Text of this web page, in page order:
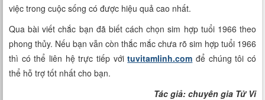
việc trong cuộc sống có được hiệu quả cao nhất.
Qua bài viết chắc bạn đã biết cách chọn sim hợp tuổi 1966 theo
phong thủy. Nếu bạn vẫn còn thắc mắc chưa rõ sim hợp tuổi 1966
thì có thể liên hệ trực tiếp vớituvitamlinh.com để chúng tôi có
thể hỗ trợ tốt nhất cho bạn.
Tác giả: chuyên gia Tử Vi